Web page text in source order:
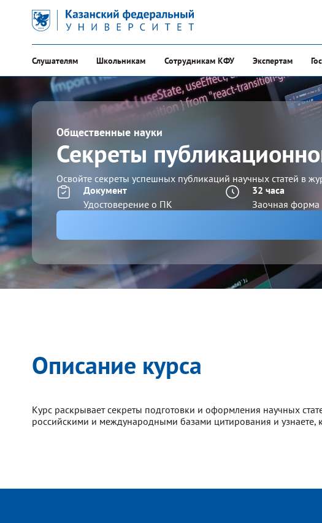
Слушателям Школьникам Сотрудникам КФУ Экспертам
Секреты
Общественные науки
Освойте секреты успешных публикаций научных статей в
Документ
Удостоверение о ПК
32 часа
Заочная форма
Описание курса
Курс раскрывает секреты подготовки и оформления научных
российскими и международными базами цитирования и